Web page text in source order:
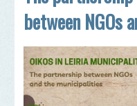
The municipality of Leiria,
inhabitants, covers an area
km2 and is in the central
Portugal, integrating